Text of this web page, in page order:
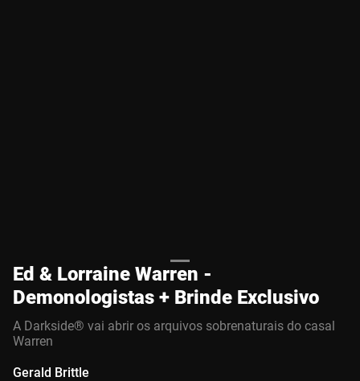
Ed & Lorraine Warren -
Demonologistas + Brinde Exclusivo
A Darkside® vai abrir os arquivos sobrenaturais do casal
Warren
Gerald Brittle